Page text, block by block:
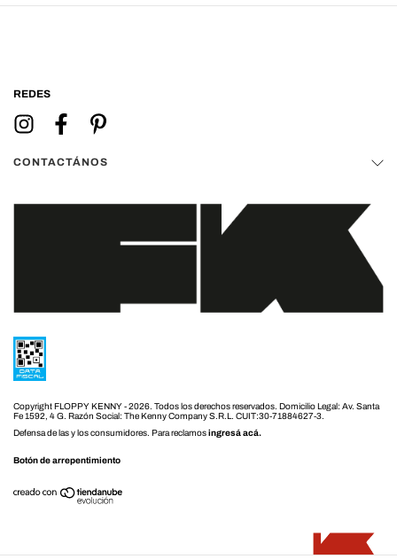
REDES
CONTACTÁNOS
Copyright FLOPPY KENNY - 2026. Todos los derechos reservados.
Defensa de las y los consumidores. Para reclamosingresá acá.
Botón de arrepentimiento